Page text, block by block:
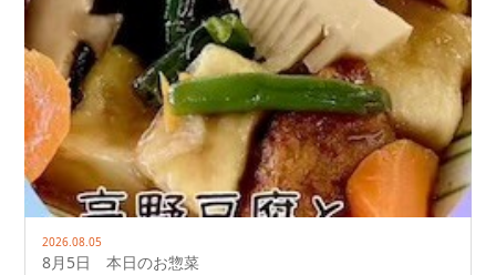
2026.08.05
8月5日 本日のお惣菜